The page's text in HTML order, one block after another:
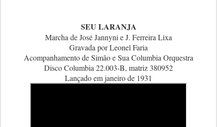
SEU LARANJA
Marcha de José Jannyni e J. Ferreira Lixa
Gravada por Leonel Faria
Acompanhamento de Simão e Sua Columbia Orquestra
Disco Columbia 22.003-B, matriz 380952
Lançado em janeiro de 1931